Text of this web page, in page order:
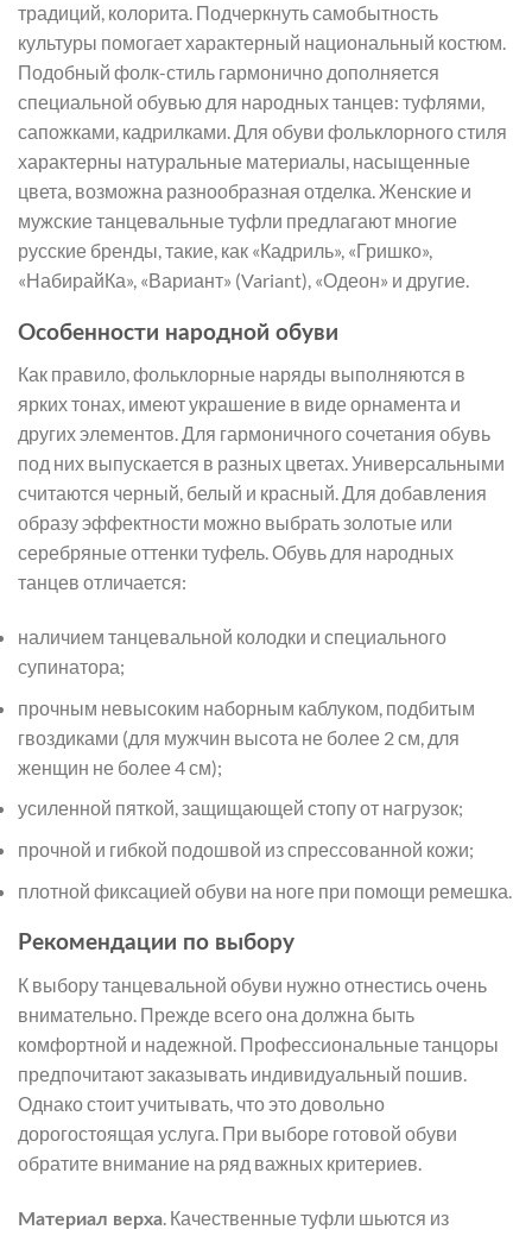
традиций, колорита. Подчеркнуть самобытность
культуры помогает характерный национальный костюм.
Подобный фолк-стиль гармонично дополняется
специальной обувью для народных танцев: туфлями,
сапожками, кадрилками. Для обуви фольклорного стиля
характерны натуральные материалы, насыщенные
цвета, возможна разнообразная отделка. Женские и
мужские танцевальные туфли предлагают многие
русские бренды, такие, как «Кадриль», «Гришко»,
«НабирайКа», «Вариант» (Variant), «Одеон» и другие.
Особенности народной обуви
Как правило, фольклорные наряды выполняются в
ярких тонах, имеют украшение в виде орнамента и
других элементов. Для гармоничного сочетания обувь
под них выпускается в разных цветах. Универсальными
считаются черный, белый и красный. Для добавления
образу эффектности можно выбрать золотые или
серебряные оттенки туфель. Обувь для народных
танцев отличается:
наличием танцевальной колодки и специального
супинатора;
прочным невысоким наборным каблуком, подбитым
гвоздиками (для мужчин высота не более 2 см, для
женщин не более 4 см);
усиленной пяткой, защищающей стопу от нагрузок;
прочной и гибкой подошвой из спрессованной кожи;
плотной фиксацией обуви на ноге при помощи ремешка.
Рекомендации по выбору
К выбору танцевальной обуви нужно отнестись очень
внимательно. Прежде всего она должна быть
комфортной и надежной. Профессиональные танцоры
предпочитают заказывать индивидуальный пошив.
Однако стоит учитывать, что это довольно
дорогостоящая услуга. При выборе готовой обуви
обратите внимание на ряд важных критериев.
Материал верха . Качественные туфли шьются из